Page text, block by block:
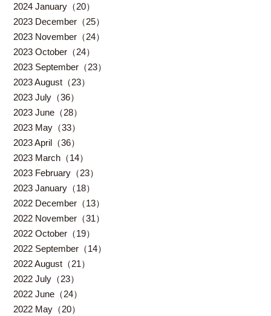
2024 January（20）
2023 December（25）
2023 November（24）
2023 October（24）
2023 September（23）
2023 August（23）
2023 July（36）
2023 June（28）
2023 May（33）
2023 April（36）
2023 March（14）
2023 February（23）
2023 January（18）
2022 December（13）
2022 November（31）
2022 October（19）
2022 September（14）
2022 August（21）
2022 July（23）
2022 June（24）
2022 May（20）